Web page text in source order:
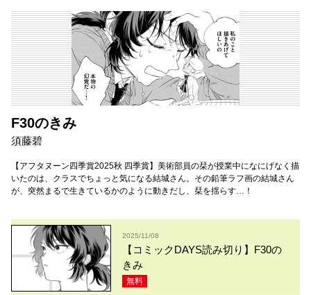
F30のきみ
須藤碧
【アフタヌーン四季賞2025秋 四季賞】美術部員の栞が授業中になにげなく描
いたのは、クラスでちょっと気になる結城さん。その鉛筆ラフ画の結城さん
が、突然まるで生きているかのように動きだし、栞を揺らす…！
2025/11/08
【コミックDAYS読み切り】F30の
きみ
無料